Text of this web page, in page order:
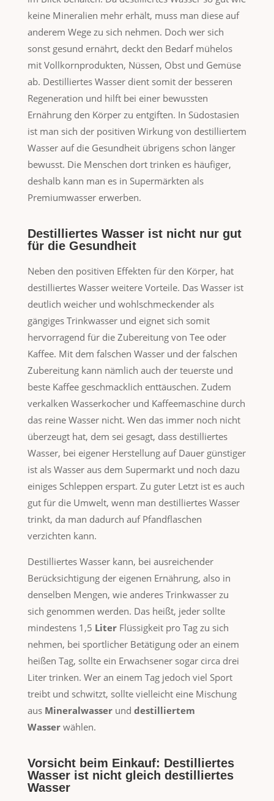
keine Mineralien mehr erhält, muss man diese auf
anderem Wege zu sich nehmen. Doch wer sich
sonst gesund ernährt, deckt den Bedarf mühelos
mit Vollkornprodukten, Nüssen, Obst und Gemüse
ab. Destilliertes Wasser dient somit der besseren
Regeneration und hilft bei einer bewussten
Ernährung den Körper zu entgiften. In Südostasien
ist man sich der positiven Wirkung von destilliertem
Wasser auf die Gesundheit übrigens schon länger
bewusst. Die Menschen dort trinken es häufiger,
deshalb kann man es in Supermärkten als
Premiumwasser erwerben.
Destilliertes Wasser ist nicht nur gut
für die Gesundheit
Neben den positiven Effekten für den Körper, hat
destilliertes Wasser weitere Vorteile. Das Wasser ist
deutlich weicher und wohlschmeckender als
gängiges Trinkwasser und eignet sich somit
hervorragend für die Zubereitung von Tee oder
Kaffee. Mit dem falschen Wasser und der falschen
Zubereitung kann nämlich auch der teuerste und
beste Kaffee geschmacklich enttäuschen. Zudem
verkalken Wasserkocher und Kaffeemaschine durch
das reine Wasser nicht. Wen das immer noch nicht
überzeugt hat, dem sei gesagt, dass destilliertes
Wasser, bei eigener Herstellung auf Dauer günstiger
ist als Wasser aus dem Supermarkt und noch dazu
einiges Schleppen erspart. Zu guter Letzt ist es auch
gut für die Umwelt, wenn man destilliertes Wasser
trinkt, da man dadurch auf Pfandflaschen
verzichten kann.
Destilliertes Wasser kann, bei ausreichender
Berücksichtigung der eigenen Ernährung, also in
denselben Mengen, wie anderes Trinkwasser zu
sich genommen werden. Das heißt, jeder sollte
mindestens 1,5 LiterFlüssigkeit pro Tag zu sich
nehmen, bei sportlicher Betätigung oder an einem
heißen Tag, sollte ein Erwachsener sogar circa drei
Liter trinken. Wer an einem Tag jedoch viel Sport
treibt und schwitzt, sollte vielleicht eine Mischung
ausMineralwasserund destilliertem
Wasserwählen.
Vorsicht beim Einkauf: Destilliertes
Wasser ist nicht gleich destilliertes
Wasser